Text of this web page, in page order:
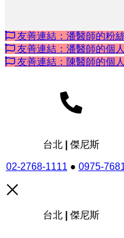
友善連結：潘醫師的粉
友善連結：潘醫師的個
友善連結：陳醫師的個
台北 | 傑尼斯
02-2768-1111 ● 0975-
台北 | 傑尼斯